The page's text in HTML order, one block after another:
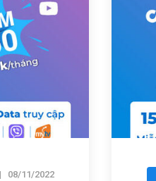
| 08/11/2022